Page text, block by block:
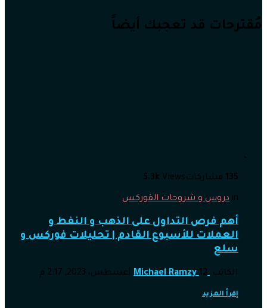
مُقترحات قد تعجبك أيضاً
135 مشاركات 5.3k Views
in دروس و شروحات الفوركس
أهم فرص التداول على الذهب و النفط و
العملات للأسبوع القادم | تحليلات فوركس و
سلع
الكاتب Michael Ramzy 12 أغسطس، 2023, 2:17 م
إقرأ المزيد